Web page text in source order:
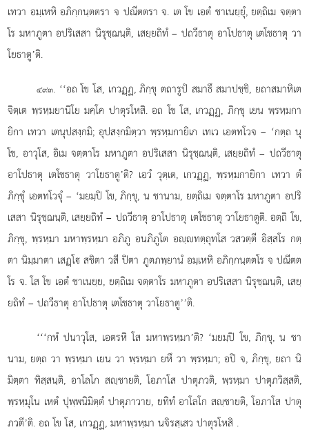
เทวา อมฺเหหิ อภิกฺกนฺตตรา จ ปณีตตรา จ. เต โข เอตํ ชาเนยฺยุํ, ยตฺถิเม จตฺตา
โร มหาภูตา อปริเสสา นิรุชฺฌนฺติ, เสยฺยถิทํ – ปถวีธาตุ อาโปธาตุ เตโชธาตุ วา
โยธาตู’ติ.
๔๙๓. ‘‘อถ โข โส, เกวฏฺฏ, ภิกฺขุ ตถารูปํ สมาธึ สมาปชฺชิ, ยถาสมาหิเต
จิตฺเต พฺรหฺมยานิโย มคฺโค ปาตุรโหสิ. อถ โข โส, เกวฏฺฏ, ภิกฺขุ เยน พฺรหฺมกา
ยิกา เทวา เตนุปสงฺกมิ; อุปสงฺกมิตฺวา พฺรหฺมกายิเก เทเว เอตทโวจ – ‘กตฺถ นุ
โข, อาวุโส, อิเม จตฺตาโร มหาภูตา อปริเสสา นิรุชฺฌนฺติ, เสยฺยถิทํ – ปถวีธาตุ
อาโปธาตุ เตโชธาตุ วาโยธาตู’ติ? เอวํ วุตฺเต, เกวฏฺฏ, พฺรหฺมกายิกา เทวา ตํ
ภิกฺขุํ เอตทโวจุํ – ‘มยมฺปิ โข, ภิกฺขุ, นชานาม, ยตฺถิเม จตฺตาโร มหาภูตา อปริ
เสสา นิรุชฺฌนฺติ, เสยฺยถิทํ – ปถวีธาตุ อาโปธาตุ เตโชธาตุ วาโยธาตูติ. อตฺถิ โข,
ภิกฺขุ, พฺรหฺมา มหาพฺรหฺมา อภิภู อนภิภูโต อฺทตฺถุทโส วสวตฺตี อิสฺสโร กตฺ
ตา นิมฺมาตา เสฏฺโ สชิตา วสี ปิตา ภูตภพฺยานํ อมฺเหหิ อภิกฺกนฺตตโร จ ปณีตต
โร จ. โส โข เอตํ ชาเนยฺย, ยตฺถิเม จตฺตาโร มหาภูตา อปริเสสา นิรุชฺฌนฺติ, เสยฺ
ยถิทํ – ปถวีธาตุ อาโปธาตุ เตโชธาตุ วาโยธาตู’’ติ.
‘‘‘กหํ ปนาวุโส, เอตรหิ โส มหาพฺรหฺมา’ติ? ‘มยมฺปิ โข, ภิกฺขุ, น ชา
นาม, ยตฺถ วา พฺรหฺมา เยน วา พฺรหฺมา ยหึ วา พฺรหฺมา; อปิ จ, ภิกฺขุ, ยถา นิ
มิตฺตา ทิสฺสนฺติ, อาโลโก สฺชายติ, โอภาโส ปาตุภวติ, พฺรหฺมา ปาตุภวิสฺสติ,
พฺรหฺมุโน เหตํ ปุพฺพนิมิตฺตํ ปาตุภาวาย, ยทิทํ อาโลโก สฺชายติ, โอภาโส ปาตุ
ภวตี’ติ. อถ โข โส, เกวฏฺฏ, มหาพฺรหฺมา นจิรสฺเสว ปาตุรโหสิ .